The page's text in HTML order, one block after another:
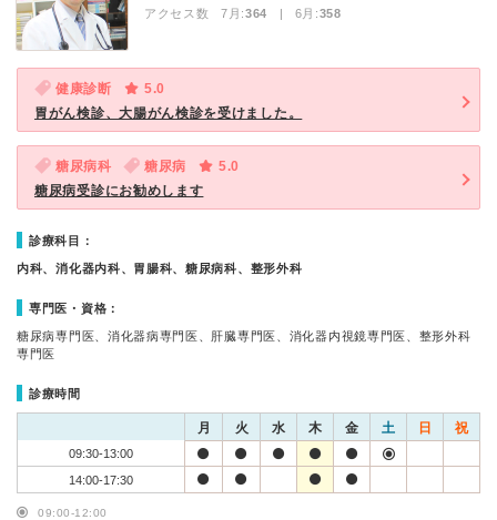
アクセス数 7月:364 | 6月:358
健康診断
5.0
胃がん検診、大腸がん検診を受けました。
糖尿病科 糖尿病
5.0
糖尿病受診にお勧めします
診療科目：
内科、消化器内科、胃腸科、糖尿病科、整形外科
専門医・資格：
糖尿病専門医、消化器病専門医、肝臓専門医、消化器内視鏡専門医、整形外科
専門医
診療時間
月 火 水 木 金 土 日 祝
09:30-13:00
14:00-17:30
09:00-12:00